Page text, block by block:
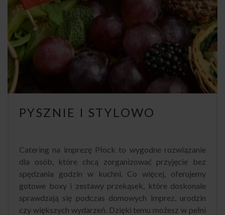
PYSZNIE I STYLOWO
Catering na imprezę Płock to wygodne rozwiązanie
dla osób, które chcą zorganizować przyjęcie bez
spędzania godzin w kuchni. Co więcej, oferujemy
gotowe boxy i zestawy przekąsek, które doskonale
sprawdzają się podczas domowych imprez, urodzin
czy większych wydarzeń. Dzięki temu możesz w pełni